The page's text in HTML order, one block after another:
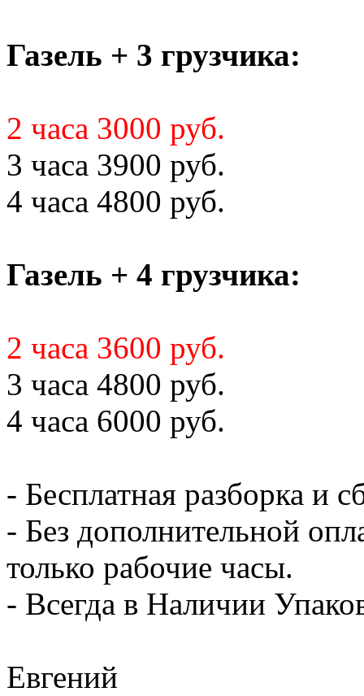
Газель + 3 грузчика:
2 часа 3000 руб.
3 часа 3900 руб.
4 часа 4800 руб.
Газель + 4 грузчика:
2 часа 3600 руб.
3 часа 4800 руб.
4 часа 6000 руб.
- Бесплатная разборка и
- Без дополнительной
только рабочие часы.
- Всегда в Наличии
Евгений